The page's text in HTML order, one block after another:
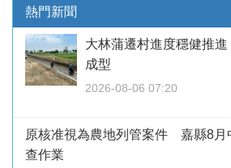
熱門新聞
大林蒲遷村進度穩健推
成型
2026-08-06 07:20
原核准視為農地列管案件 嘉縣8月
查作業